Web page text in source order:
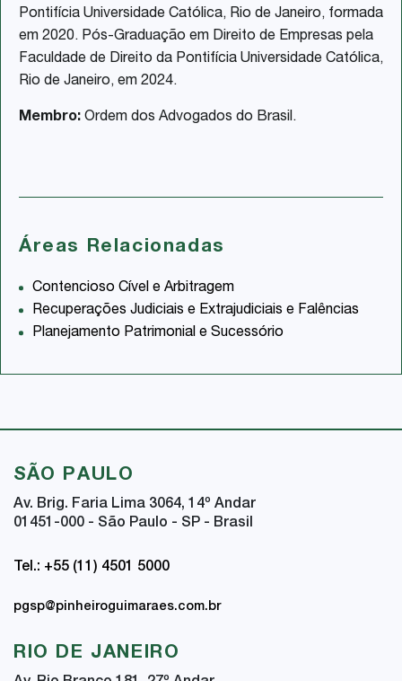
Pontifícia Universidade Católica, Rio de Janeiro, formada
em 2020. Pós-Graduação em Direito de Empresas pela
Faculdade de Direito da Pontifícia Universidade Católica,
Rio de Janeiro, em 2024.
Membro: Ordem dos Advogados do Brasil.
Áreas Relacionadas
Contencioso Cível e Arbitragem
Recuperações Judiciais e Extrajudiciais e Falências
Planejamento Patrimonial e Sucessório
SÃO PAULO
Av. Brig. Faria Lima 3064, 14º Andar
01451-000 - São Paulo - SP - Brasil
Tel.: +55 (11) 4501 5000
pgsp@pinheiroguimaraes.com.br
RIO DE JANEIRO